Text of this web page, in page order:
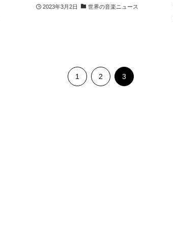
2023年3月2日 世界の音楽ニュース
1 2 3